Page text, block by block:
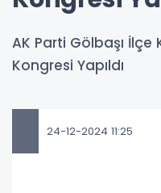
AK Parti Gölbaşı İlçe
Kongresi Yapıldı
24-12-2024 11:25